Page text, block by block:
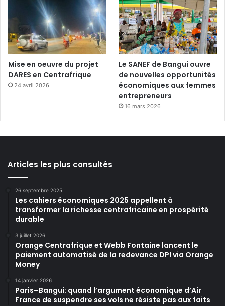
Mise en oeuvre du projet
DARES en Centrafrique
24 avril 2026
Le SANEF de Bangui ouvre
de nouvelles opportunités
économiques aux femmes
entrepreneurs
16 mars 2026
Articles les plus consultés
26 septembre 2025
Les cahiers économiques 2025 appellent à
transformer la richesse centrafricaine en prospérité
durable
3 juillet 2026
Orange Centrafrique et Webb Fontaine lancent le
paiement automatisé de la redevance DPI via Orange
Money
14 janvier 2026
Paris–Bangui: quand l’argument économique d’Air
France de suspendre ses vols ne résiste pas aux faits